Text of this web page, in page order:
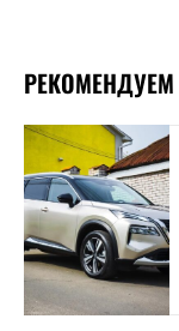
РЕКОМЕНДУЕМ